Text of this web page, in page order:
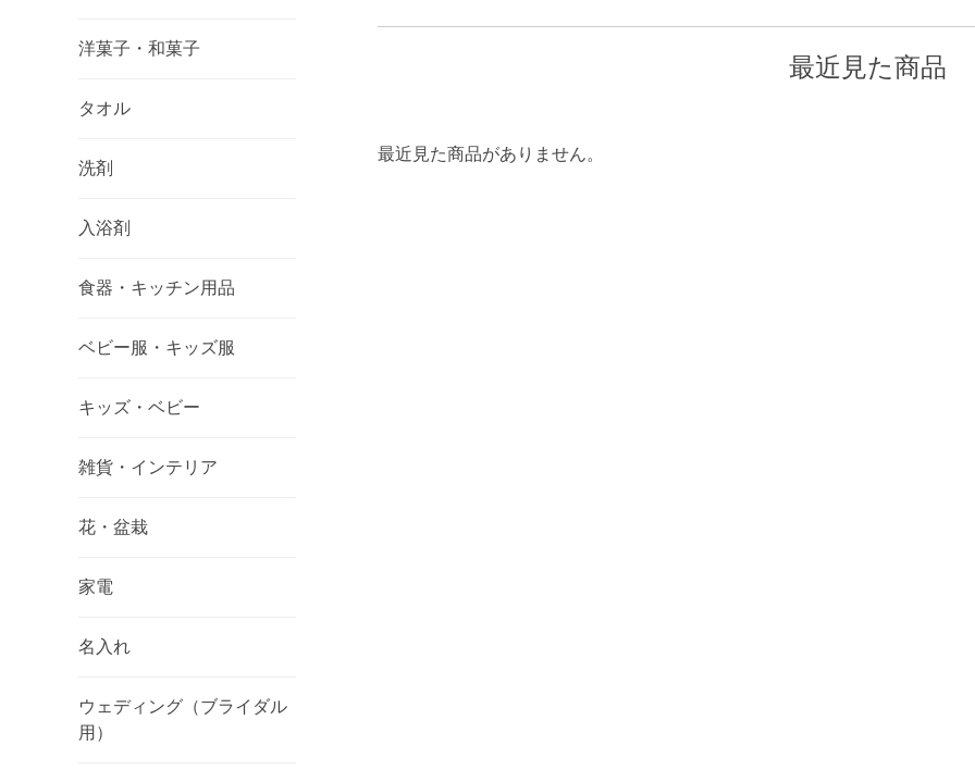
洋菓子・和菓子
タオル
洗剤
入浴剤
食器・キッチン用品
ベビー服・キッズ服
キッズ・ベビー
雑貨・インテリア
花・盆栽
家電
名入れ
ウェディング（ブライダル
用）
最近見た商品
最近見た商品がありません。